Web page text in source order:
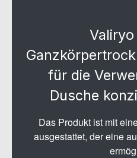
für die
Dusche
Das Produkt ist mit
ausgestattet, der eine